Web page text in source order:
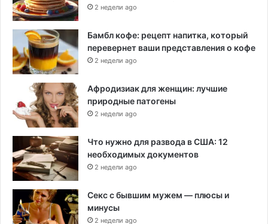
2 недели ago
Бамбл кофе: рецепт напитка, который
перевернет ваши представления о кофе
2 недели ago
Афродизиак для женщин: лучшие
природные патогены
2 недели ago
Что нужно для развода в США: 12
необходимых документов
2 недели ago
Секс с бывшим мужем — плюсы и
минусы
2 недели ago